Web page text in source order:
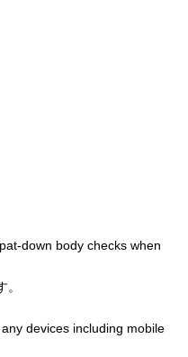
down body checks when
devices including mobile